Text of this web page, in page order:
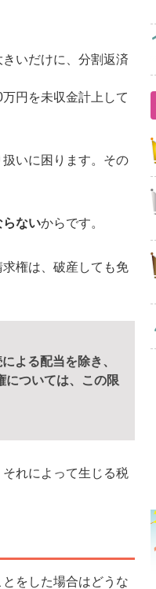
いだけに、分割返済
円を未収金計上して
いに困ります。その
らないからです。
権は、破産しても免
よる配当を除き、
については、この限
れによって生じる税
をした場合はどうな